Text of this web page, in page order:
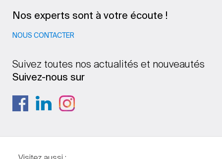
Nos experts sont à votre écoute !
NOUS CONTACTER
Suivez toutes nos actualités et nouveautés
Suivez-nous sur